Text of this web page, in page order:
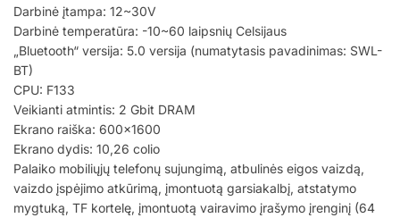
Darbinė įtampa: 12~30V
Darbinė temperatūra: -10~60 laipsnių Celsijaus
„Bluetooth“ versija: 5.0 versija (numatytasis pavadinimas: SWL-
BT)
CPU: F133
Veikianti atmintis: 2 Gbit DRAM
Ekrano raiška: 600×1600
Ekrano dydis: 10,26 colio
Palaiko mobiliųjų telefonų sujungimą, atbulinės eigos vaizdą,
vaizdo įspėjimo atkūrimą, įmontuotą garsiakalbį, atstatymo
mygtuką, TF kortelę, įmontuotą vairavimo įrašymo įrenginį (64